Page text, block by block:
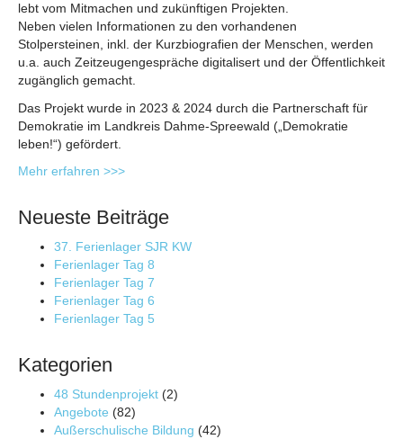
lebt vom Mitmachen und zukünftigen Projekten.
Neben vielen Informationen zu den vorhandenen
Stolpersteinen, inkl. der Kurzbiografien der Menschen, werden
u.a. auch Zeitzeugengespräche digitalisert und der Öffentlichkeit
zugänglich gemacht.
Das Projekt wurde in 2023 & 2024 durch die Partnerschaft für
Demokratie im Landkreis Dahme-Spreewald („Demokratie
leben!“) gefördert.
Mehr erfahren >>>
Neueste Beiträge
37. Ferienlager SJR KW
Ferienlager Tag 8
Ferienlager Tag 7
Ferienlager Tag 6
Ferienlager Tag 5
Kategorien
48 Stundenprojekt (2)
Angebote (82)
Außerschulische Bildung (42)